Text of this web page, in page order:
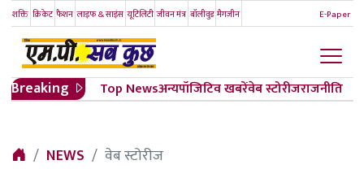
शक्ति क्रिकेट फैशन लाइफ & साइंस यूटिलिटी जीवन मंत्र बॉलीवुड मैगजीन E-Paper
Breaking Top Newsअन्यपॉजिटिव खबरेंवेब स्टोरीजराजनीति
NEWS वेब स्टोरीज